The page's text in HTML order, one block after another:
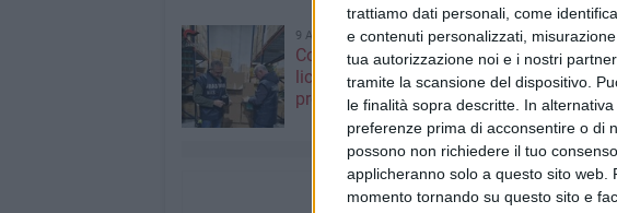
trattiamo dati personali, come
e contenuti personalizzati,
tua autorizzazione noi e i nostri
tramite la scansione del dispositivo.
le finalità sopra descritte. In
preferenze prima di acconsentire o di
possono non richiedere il tuo
applicheranno solo a questo sito
momento tornando su questo sito e
9 AGOSTO 2026
Controlli dei NAS nel Barese: una
licenza sospesa e 27mila
prodotti sequestrati